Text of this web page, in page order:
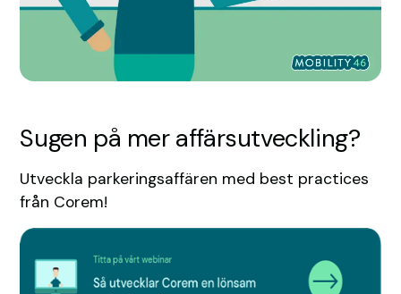
Sugen på mer affärsutveckling?
Utveckla parkeringsaffären med best practices
från Corem!